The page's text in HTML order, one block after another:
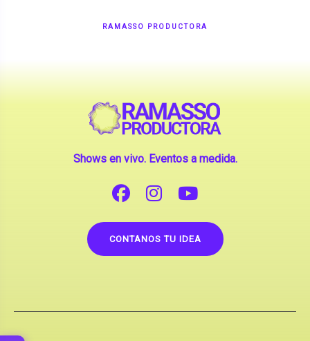
RAMASSO PRODUCTORA
Shows en vivo. Eventos a medida.
CONTANOS TU IDEA